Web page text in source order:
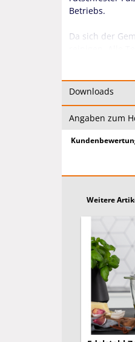
Betriebs.
Da sich der
Downloads
Angaben zum
Weitere